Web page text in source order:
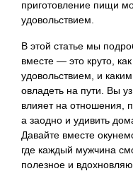
приготовление пищи
удовольствием.
В этой статье мы
вместе — это круто,
удовольствием, и
овладеть на пути. Вы
влияет на отношения,
а заодно и удивить
Давайте вместе
где каждый мужчина
полезное и